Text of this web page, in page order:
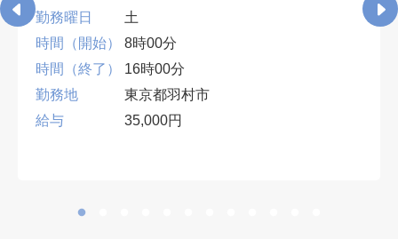
勤務曜日
土
時間（開始）
8時00分
時間（終了）
16時00分
勤務地
東京都羽村市
給与
35,000円